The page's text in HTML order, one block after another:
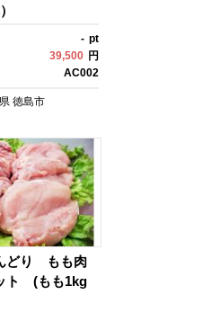
- pt
39,500 円
AC002
徳島市
どり もも肉
ト (もも1kg